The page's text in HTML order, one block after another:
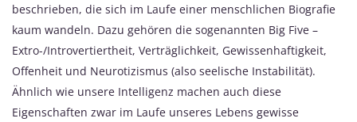
beschrieben, die sich im Laufe einer menschlichen Biografie
kaum wandeln. Dazu gehören die sogenannten Big Five –
Extro-/Introvertiertheit, Verträglichkeit, Gewissenhaftigkeit,
Offenheit und Neurotizismus (also seelische Instabilität).
Ähnlich wie unsere Intelligenz machen auch diese
Eigenschaften zwar im Laufe unseres Lebens gewisse